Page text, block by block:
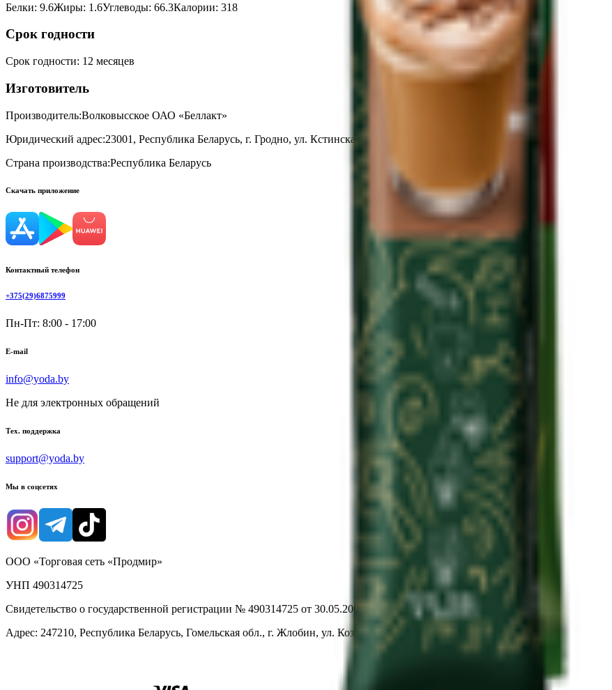
Белки: 9.6Жиры: 1.6Углеводы: 66.3Калории: 318
Срок годности
Срок годности: 12 месяцев
Изготовитель
Производитель:Волковысское ОАО «Беллакт»
Юридический адрес:23001, Республика Беларусь, г. Гродно, ул. Кстинская, 1
Страна производства:Республика Беларусь
Скачать приложение
Контактный телефон
+375(29)6875999
Пн-Пт: 8:00 - 17:00
E-mail
info@yoda.by
Не для электронных обращений
Тех. поддержка
support@yoda.by
Мы в соцсетях
ООО «Торговая сеть «Продмир»
УНП 490314725
Свидетельство о государственной регистрации № 490314725 от 30.05.2003г выдано Гомельским облисполкомом
Адрес: 247210, Республика Беларусь, Гомельская обл., г. Жлобин, ул. Козлова 2-А